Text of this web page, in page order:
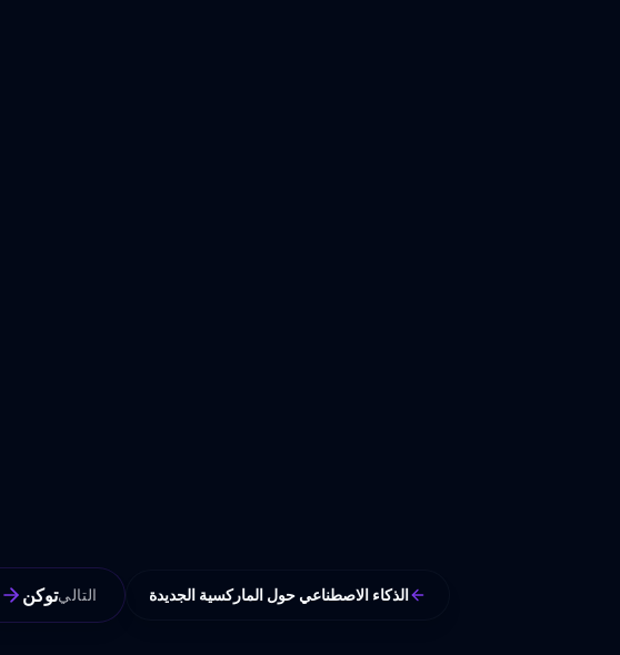
الذكاء الاصطناعي حول الماركسية الجديدة التاليتوكن